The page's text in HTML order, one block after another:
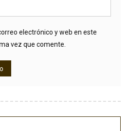
electrónico y web en este
vez que comente.